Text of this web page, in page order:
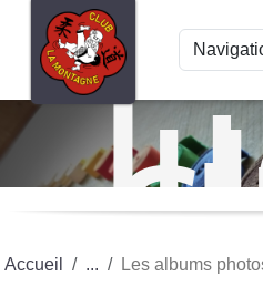
Accueil Les albums
Panneau de gestion des cookies